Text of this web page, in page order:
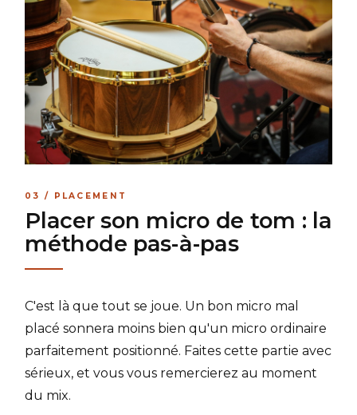
03 / PLACEMENT
Placer son micro de tom : la
méthode pas-à-pas
C'est là que tout se joue. Un bon micro mal
placé sonnera moins bien qu'un micro ordinaire
parfaitement positionné. Faites cette partie avec
sérieux, et vous vous remercierez au moment
du mix.